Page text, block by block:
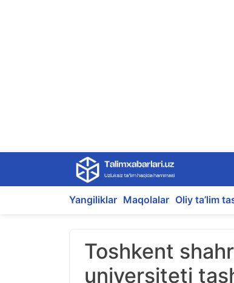
content
Yangiliklar Maqolalar Oliy ta’lim
Toshkent
universiteti